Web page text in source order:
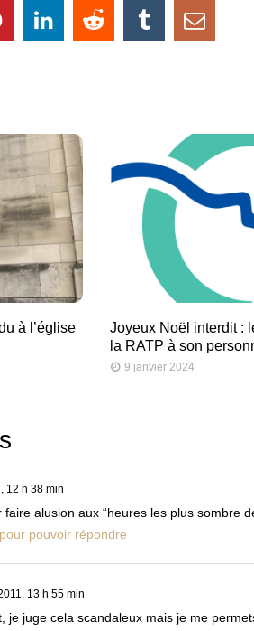
à l’église
Joyeux Noël interdit :
la RATP à son
9 janvier 2024
12 h 38 min
faire alusion aux “heures les plus sombre
pouvoir répondre
13 h 55 min
je juge cela scandaleux mais je me